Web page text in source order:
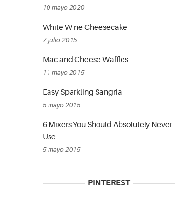
10 mayo 2020
White Wine Cheesecake
7 julio 2015
Mac and Cheese Waffles
11 mayo 2015
Easy Sparkling Sangria
5 mayo 2015
6 Mixers You Should Absolutely Never
Use
5 mayo 2015
PINTEREST